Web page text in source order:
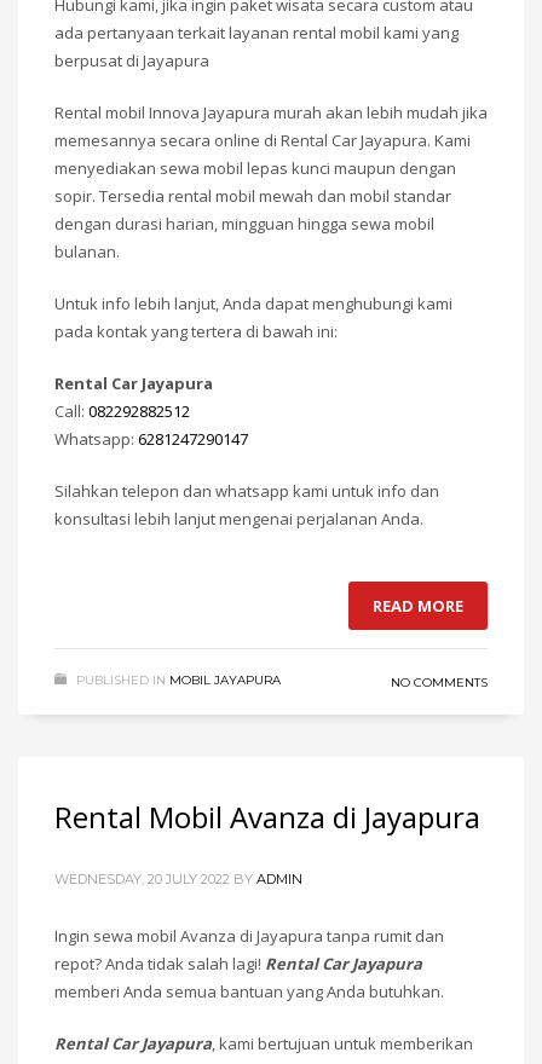
Hubungi kami, jika ingin paket wisata secara custom atau
ada pertanyaan terkait layanan rental mobil kami yang
berpusat di Jayapura
Rental mobil Innova Jayapura murah akan lebih mudah jika
memesannya secara online di Rental Car Jayapura. Kami
menyediakan sewa mobil lepas kunci maupun dengan
sopir. Tersedia rental mobil mewah dan mobil standar
dengan durasi harian, mingguan hingga sewa mobil
bulanan.
Untuk info lebih lanjut, Anda dapat menghubungi kami
pada kontak yang tertera di bawah ini:
Rental Car Jayapura
Call: 082292882512
Whatsapp: 6281247290147
Silahkan telepon dan whatsapp kami untuk info dan
konsultasi lebih lanjut mengenai perjalanan Anda.
READ MORE
PUBLISHED IN MOBIL JAYAPURA NO COMMENTS
Rental Mobil Avanza di Jayapura
WEDNESDAY, 20 JULY 2022 BY ADMIN
Ingin sewa mobil Avanza di Jayapura tanpa rumit dan
repot? Anda tidak salah lagi! Rental Car Jayapura
memberi Anda semua bantuan yang Anda butuhkan.
Rental Car Jayapura, kami bertujuan untuk memberikan